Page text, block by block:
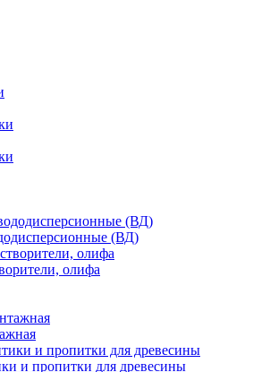
(ВД)
олифа
и пропитки для древесины